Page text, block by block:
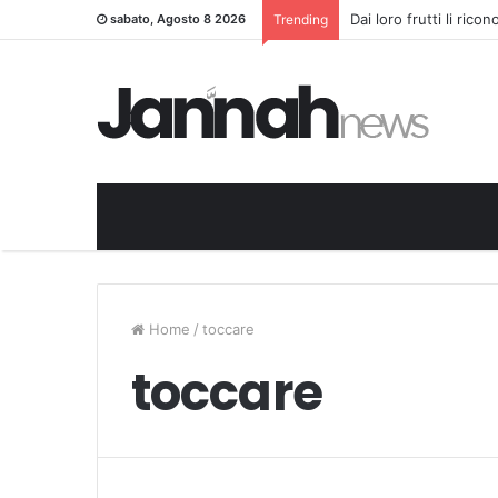
sabato, Agosto 8 2026 Trending Dai loro frutti li
Home / toccare
toccare